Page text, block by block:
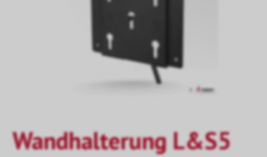
Wandhalterung L&S5